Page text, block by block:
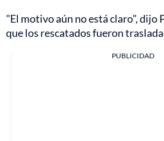
"El motivo aún no está claro", dijo
que los rescatados fueron
PUBLICIDAD